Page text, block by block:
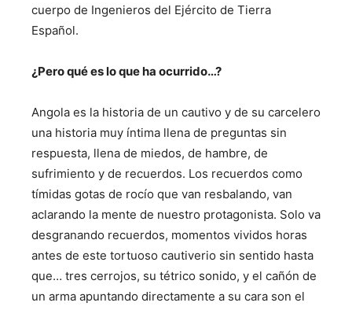
cuerpo de Ingenieros del Ejército de Tierra
Español.
¿Pero qué es lo que ha ocurrido…?
Angola es la historia de un cautivo y de su carcelero
una historia muy íntima llena de preguntas sin
respuesta, llena de miedos, de hambre, de
sufrimiento y de recuerdos. Los recuerdos como
tímidas gotas de rocío que van resbalando, van
aclarando la mente de nuestro protagonista. Solo va
desgranando recuerdos, momentos vividos horas
antes de este tortuoso cautiverio sin sentido hasta
que… tres cerrojos, su tétrico sonido, y el cañón de
un arma apuntando directamente a su cara son el